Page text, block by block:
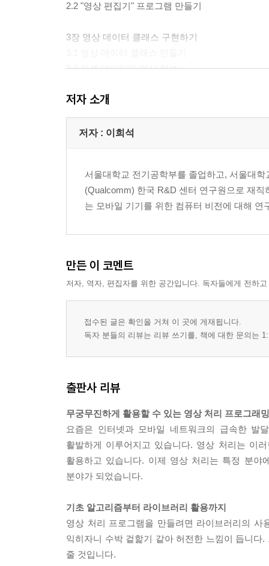
2.2 "영상 편집기" 프로그램 만들기
3장 영상 데이터 클래스 구현하기
3.2 픽셀 데이터와 영상 정보
3.4 영상 데이터 클래스 사용하기
4장 영상 입출력 프로그램 만들기
4.3 다중 영상 출력 구현하기
Part 2 영상 처리 알고리즘
5.2 다양한 픽셀 단위 연산 활용하기
5.3 다른 그림 찾기 예제
6장 영상의 광학적 변환
6.1 영상의 밝기와 명암 조절
6.4 히스토그램을 이용한 영상 보정
7장 영상의 기하학적 변환
7.1 픽셀 값의 보간 방법
7.2 평행 이동과 회전, 확대 및 축소 변환
7.3 변환 행렬을 이용한 기하학적 변환
8장 컬러 영상 처리
8.1 영상의 채널 단위 접근과 변환
8.2 색 공간에 대한 이해
8.3 색 공간을 이용한 영상 특성 조절
저자 소개
저자 : 이희석
서울대학교 전기공학부를 졸업하고, 서울대
(Qualcomm) 한국 R&D 센터 연구원으로 재
는 모바일 기기를 위한 컴퓨터 비전에 대해 연
만든 이 코멘트
저자, 역자, 편집자를 위한 공간입니다. 독자들에게 전하
접수된 글은 확인을 거쳐 이 곳에 게재됩니다.
독자 분들의 리뷰는 리뷰 쓰기를, 책에 대한 문의는
출판사 리뷰
무궁무진하게 활용할 수 있는 영상 처리 프로그래밍
요즘은 인터넷과 모바일 네트워크의 급속한
활발하게 이루어지고 있습니다. 영상 처리는 이
활용하고 있습니다. 이제 영상 처리는 특정 분야
분야가 되었습니다.
기초 알고리즘부터 라이브러리 활용까지
영상 처리 프로그램을 만들려면 라이브러리의
익히자니 수박 겉핥기 같아 허전한 느낌이 듭니
줄 것입니다.